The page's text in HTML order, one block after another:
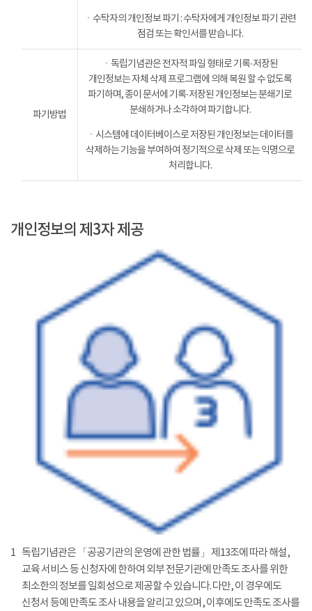
ㆍ수탁자의 개인정보 파기 : 수탁자에게 개인정보 파기 관련
점검 또는 확인서를 받습니다.
파기방법
ㆍ독립기념관은 전자적 파일 형태로 기록·저장된
개인정보는 자체 삭제 프로그램에 의해 복원 할 수 없도록
파기하며, 종이 문서에 기록·저장된 개인정보는 분쇄기로
분쇄하거나 소각하여 파기합니다.
ㆍ시스템에 데이터베이스로 저장된 개인정보는 데이터를
삭제하는 기능을 부여하여 정기적으로 삭제 또는 익명으로
처리합니다.
개인정보의 제3자 제공
1 독립기념관은 「공공기관의 운영에 관한 법률」 제13조에 따라 해설,
교육 서비스 등 신청자에 한하여 외부 전문기관에 만족도 조사를 위한
최소한의 정보를 일회성으로 제공할 수 있습니다. 다만, 이 경우에도
신청서 등에 만족도 조사 내용을 알리고 있으며, 이후에도 만족도 조사를